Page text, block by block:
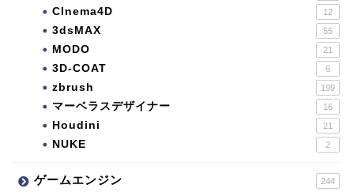
CInema4D 12
3dsMAX 55
MODO 21
3D-COAT 6
zbrush 199
マーベラスデザイナー 16
Houdini 21
NUKE 2
ゲームエンジン 244